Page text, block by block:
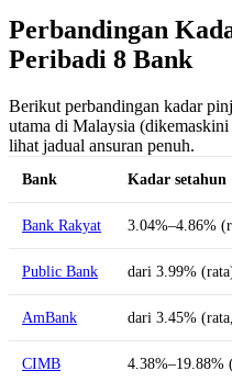
Perbandingan
Peribadi 8 Bank
Berikut perbandingan kadar
utama di Malaysia
lihat jadual ansuran penuh.
Bank Kadar setahun
Bank Rakyat 3.04%–4.86%
Public Bank dari 3.99%
AmBank dari 3.45%
CIMB 4.38%–19.88%